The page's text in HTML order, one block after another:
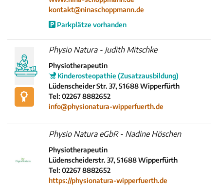
kontakt@ninaschoppmann.de
Parkplätze vorhanden
Physio Natura - Judith Mitschke
Physiotherapeutin
Kinderosteopathie (Zusatzausbildung)
Lüdenscheider Str. 37, 51688 Wipperfürth
Tel: 02267 8882652
info@physionatura-wipperfuerth.de
Physio Natura eGbR - Nadine Höschen
Physiotherapeutin
Lüdenscheiderstr. 37, 51688 Wipperfürth
Tel: 02267 8882652
https://physionatura-wipperfuerth.de